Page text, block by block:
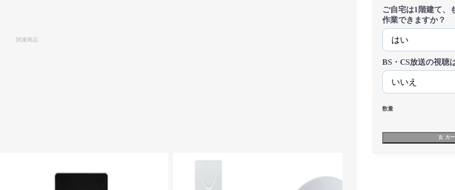
ご自宅は1階建て、
作業できますか？
BS・CS放送の視聴
数量
カ
関連商品